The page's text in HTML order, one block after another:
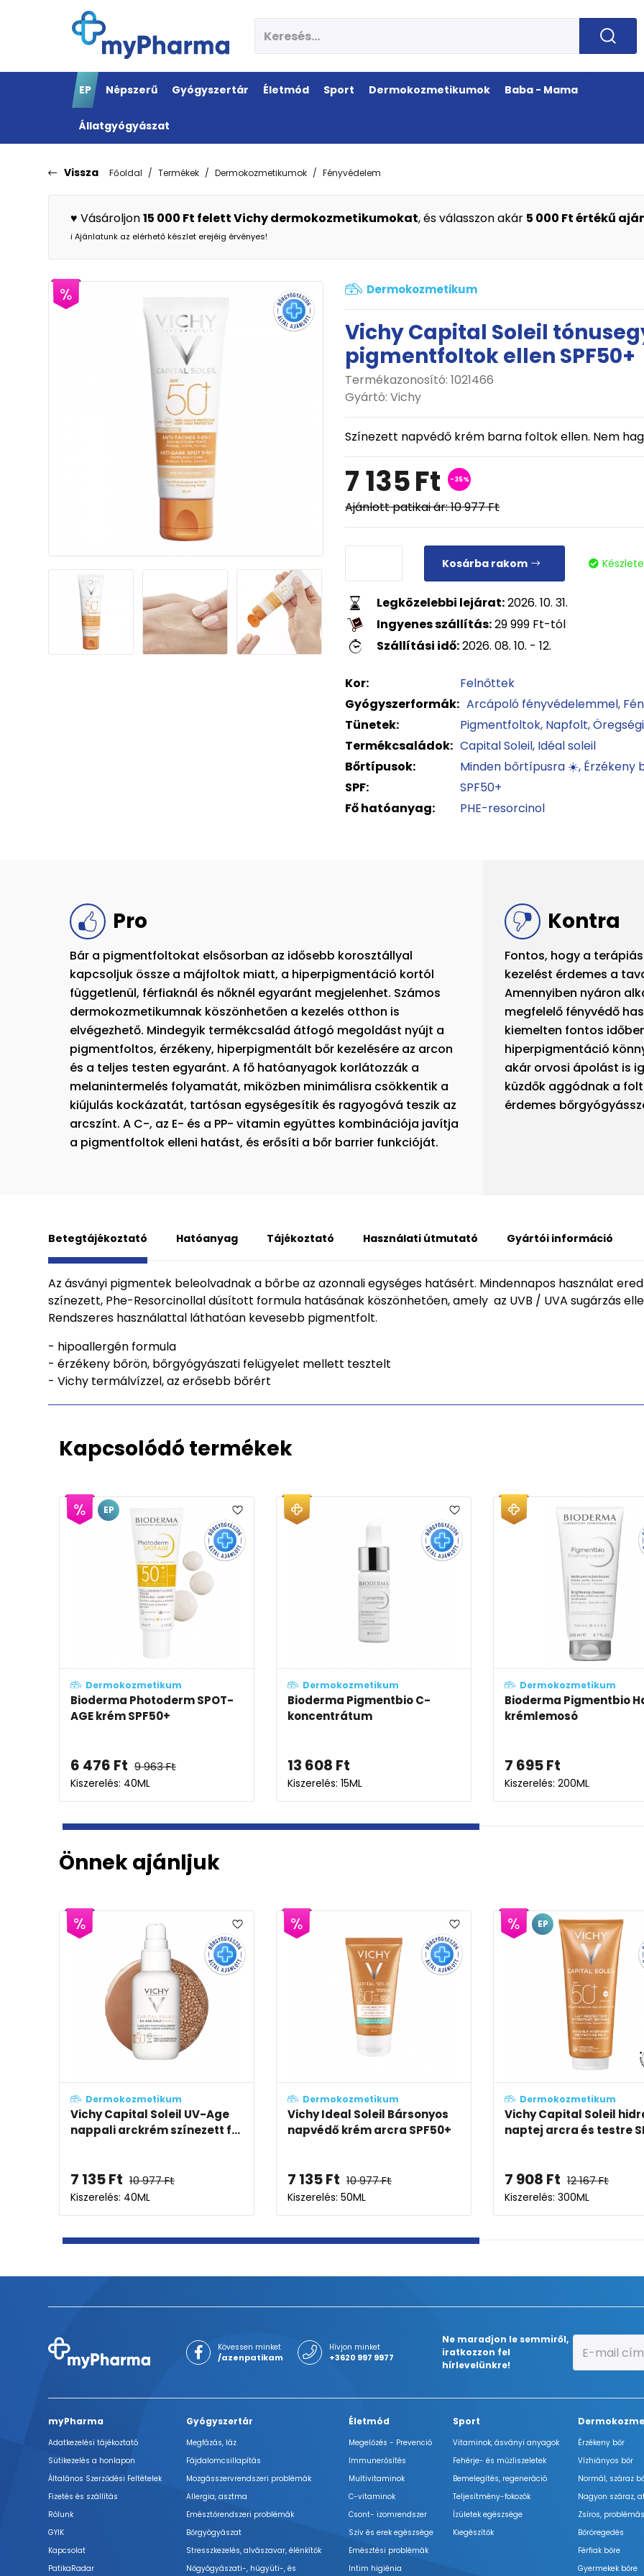
EP Népszerű Gyógyszertár Életmód Sport Dermokozmetikumok Baba - Mama
Állatgyógyászat
Vissza Főoldal Termékek Dermokozmetikumok Fényvédelem
♥️ Vásároljon15 000 Ft felett Vichy dermokozmetikumokat, és válasszon akár 5 000 Ft értékű
ℹ️ Ajánlatunk az elérhető készlet erejéig érvényes!
Dermokozmetikum
Vichy Capital Soleil
pigmentfoltok ellen SPF50+
Termékazonosító: 1021466
Gyártó:Vichy
Színezett napvédő krém barna foltok ellen. Nem
7 135Ft -35%
Ajánlott patikai ár:10 977Ft
Kosárba rakom
Legközelebbi lejárat:2026. 10. 31.
Ingyenes szállítás:29 999 Ft-tól
Szállítási idő:2026. 08. 10. - 12.
Kor:
Felnőttek
Gyógyszerformák: Arcápoló fényvédelemmel
Tünetek:
Pigmentfoltok Napfolt
Termékcsaládok: Capital Soleil Idéal soleil
Bőrtípusok:
Minden bőrtípusra ☀️ Érzékeny
SPF:
SPF50+
Fő hatóanyag:
PHE-resorcinol
Pro
Bár a pigmentfoltokat elsősorban az idősebb korosztállyal
kapcsoljuk össze a májfoltok miatt, a hiperpigmentáció kortól
függetlenül, férfiaknál és nőknél egyaránt megjelenhet. Számos
dermokozmetikumnak köszönhetően a kezelés otthon is
elvégezhető. Mindegyik termékcsalád átfogó megoldást nyújt a
pigmentfoltos, érzékeny, hiperpigmentált bőr kezelésére az arcon
és a teljes testen egyaránt. A fő hatóanyagok korlátozzák a
melanintermelés folyamatát, miközben minimálisra csökkentik a
kiújulás kockázatát, tartósan egységesítik és ragyogóvá teszik az
arcszínt. A C-, az E- és a PP- vitamin együttes kombinációja javítja
a pigmentfoltok elleni hatást, és erősíti a bőr barrier funkcióját.
Kontra
Fontos, hogy a
kezelést érdemes a
Amennyiben nyáron
megfelelő fényvédő
kiemelten fontos
hiperpigmentáció
akár orvosi ápolást is
küzdők aggódnak a
érdemes
Betegtájékoztató Hatóanyag Tájékoztató Használati útmutató Gyártói információ
Az ásványi pigmentek beleolvadnak a bőrbe az azonnali egységes hatásért. Mindennapos használat
színezett, Phe-Resorcinollal dúsított formula hatásának köszönhetően, amely az UVB / UVA sugárzás
Rendszeres használattal láthatóan kevesebb pigmentfolt.
- hipoallergén formula
- érzékeny bőrön, bőrgyógyászati felügyelet mellett tesztelt
- Vichy termálvízzel, az erősebb bőrért
Kapcsolódó termékek
Dermokozmetikum
Bioderma Pigmentbio Habzó
krémlemosó
7 695Ft
Kiszerelés: 200ML
Dermokozmetikum
Bioderma Pigmentbio
nappali krém SPF50+
11 745Ft
Kiszerelés: 40ML
Dermokozmetikum
Bioderma Pigmentbio
Regeneráló éjszakai
12 474Ft
Kiszerelés: 50ML
Önnek ajánljuk
Dermokozmetikum
La Roche-Posay Anthelios
Age Correct (Anti-age)
8 026Ft 12 348Ft
Kiszerelés: 50ML
Dermokozmetikum
Vichy Capital Soleil Cell
protect láthatatlan olaj SPF...
7 789Ft 11 983Ft
Kiszerelés: 200ML
Dermokozmetikum
Vichy Capital Soleil Cell
protect láthatatlan olaj
7 789 Ft 11 983Ft
Kiszerelés: 200ML
Kövessen minket
/azenpatikam
Hívjon minket
+3620 997 9977
Ne maradjon le semmiről,
iratkozzon fel
hírlevelünkre!
myPharma
Adatkezelési tájékoztató
Sütikezelés a honlapon
Általános Szerződési Feltételek
Fizetés és szállítás
Rólunk
GYIK
Kapcsolat
PatikaRadar
Gyógyszertár
Megfázás, láz
Fájdalomcsillapítás
Mozgásszervrendszeri problémák
Allergia, asztma
Emésztőrendszeri problémák
Bőrgyógyászat
Stresszkezelés, alvászavar, élénkítők
Nőgyógyászati-, húgyúti-, és
Életmód
Megelőzés - Prevenció
Immunerősítés
Multivitaminok
C-vitaminok
Csont- izomrendszer
Szív és erek egészsége
Emésztési problémák
Intim higiénia
Sport
Vitaminok, ásványi anyagok
Fehérje- és műzliszeletek
Bemelegítés, regeneráció
Teljesítmény-fokozók
Ízületek egészsége
Kiegészítők
Érzékeny bőr
Vízhiányos bőr
Normál, száraz
Nagyon száraz,
Zsíros,
Bőröregedés
Férfiak bőre
Gyermekek bőre